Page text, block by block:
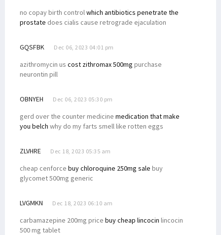
no copay birth controlwhich antibiotics penetrate the
prostate does cialis cause retrograde ejaculation
GQSFBK Dec 06, 2023 04:01 pm
azithromycin us cost zithromax 500mg purchase
neurontin pill
OBNYEH Dec 06, 2023 05:30 pm
gerd over the counter medicine medication that make
you belch why do my farts smell like rotten eggs
ZLVHRE Dec 18, 2023 05:35 am
cheap cenforce buy chloroquine 250mg sale buy
glycomet 500mg generic
LVGMKN Dec 18, 2023 06:10 am
carbamazepine 200mg price buy cheap lincocin lincocin
500 mg tablet